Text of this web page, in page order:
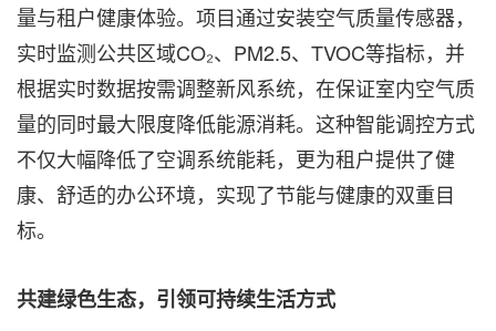
量与租户健康体验。项目通过安装空气质量传感器，
实时监测公共区域CO₂、PM2.5、TVOC等指标，并
根据实时数据按需调整新风系统，在保证室内空气质
量的同时最大限度降低能源消耗。这种智能调控方式
不仅大幅降低了空调系统能耗，更为租户提供了健
康、舒适的办公环境，实现了节能与健康的双重目
标。
共建绿色生态，引领可持续生活方式